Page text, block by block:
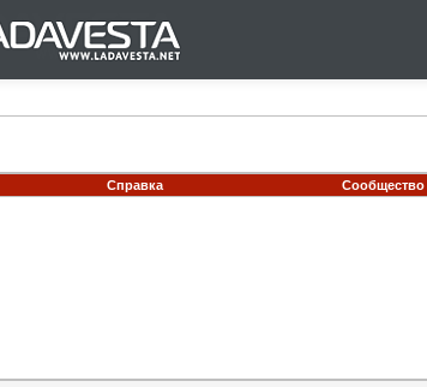
Справка Сообщество